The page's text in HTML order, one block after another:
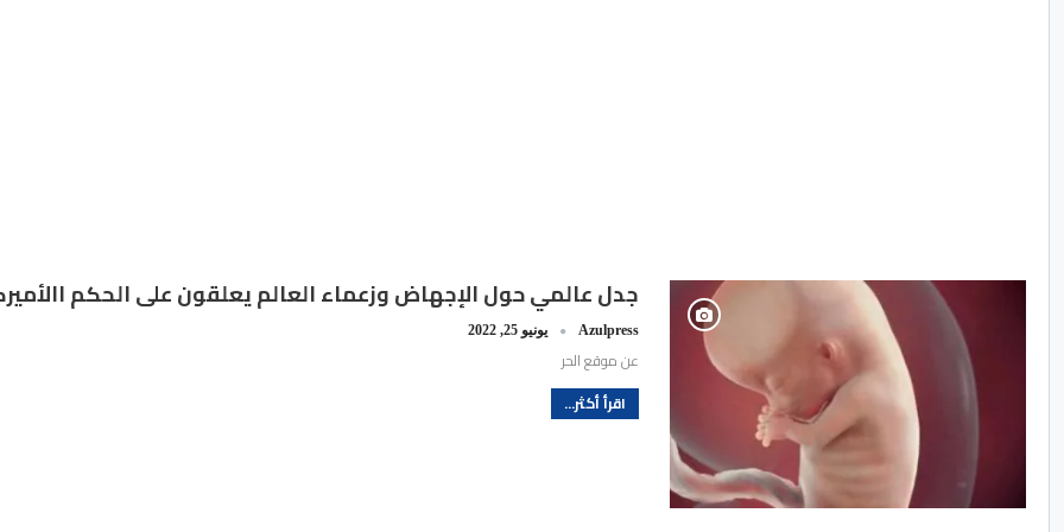
جدل عالمي حول الإجهاض وزعماء العالم يعلقون على الحكم
Azulpress يونيو 25, 2022
عن موقع الحر
اقرأ أكثر...